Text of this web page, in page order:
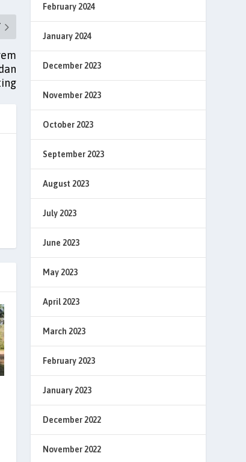
February 2024
January 2024
December 2023
November 2023
October 2023
September 2023
August 2023
July 2023
June 2023
May 2023
April 2023
March 2023
February 2023
January 2023
December 2022
November 2022